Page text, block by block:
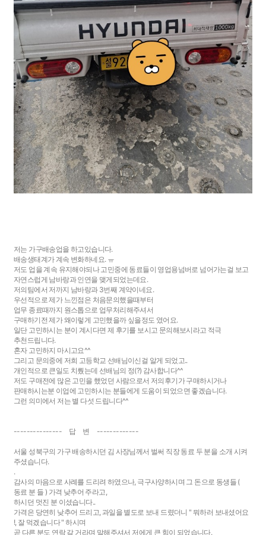
저는 가구배송업을 하고있습니다.
배송생태계가 계속 변화하네요. ㅠ
저도 업을 계속 유지해야되나 고민중에 동료들이 영업용넘버로 넘어가는걸 보고
자연스럽게 남바랑과 인연을 맺게되었는데요.
저의팀에서 저까지 남바랑과 3번째 계약이네요.
우선적으로 제가 느낀점은 처음문의했을때부터
업무 종료때까지 원스톱으로 업무처리해주셔서
구매하기전 제가 왜이렇게 고민했을까 싶을정도 였어요.
일단 고민하시는 분이 계시다면 제 후기를 보시고 문의해보시라고 적극
추천드립니다.
혼자 고민하지 마시고요^^
그리고 문의중에 저희 고등학교 선배님이신걸 알게 되었고..
개인적으로 큰일도 치뤘는데 선배님의 정(?) 감사합니다^^
저도 구매전에 많은 고민을 했었던 사람으로서 저의후기가 구매하시거나
판매하시는분 이업에 고민하시는 분들에게 도움이 되었으면 좋겠습니다.
그런 의미에서 저는 별 다섯 드립니다^^
--------------- 답 변 -------------
서울 성북구의 가구 배송하시던 김 사장님께서 벌써 직장 동료 두 분을 소개 시켜
주셨습니다.
.
감사의 마음으로 사례를 드리려 하였으나, 극구사양하시며 그 돈으로 동생들 (
동료 분 들 ) 가격 낮추어 주라고,
하시던 멋진 분 이셨습니다..
가격은 당연히 낮추어 드리고, 과일을 별도로 보내 드렸더니 " 뭐하러 보내셨어요
!, 잘 먹겠습니다 " 하시며
곧 다른 분도 연락 갈 거라며 말해주셔서 저에게 큰 힘이 되었습니다.